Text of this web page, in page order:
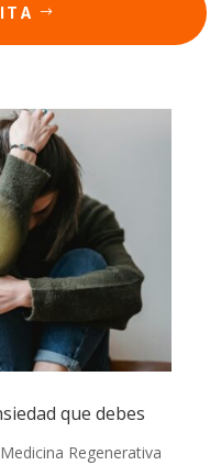
que debes
Medicina Regenerativa